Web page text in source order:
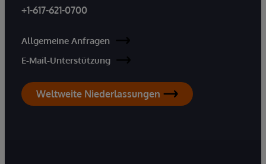
+1-617-621-0700
Allgemeine Anfragen
E-Mail-Unterstützung
Weltweite Niederlassungen